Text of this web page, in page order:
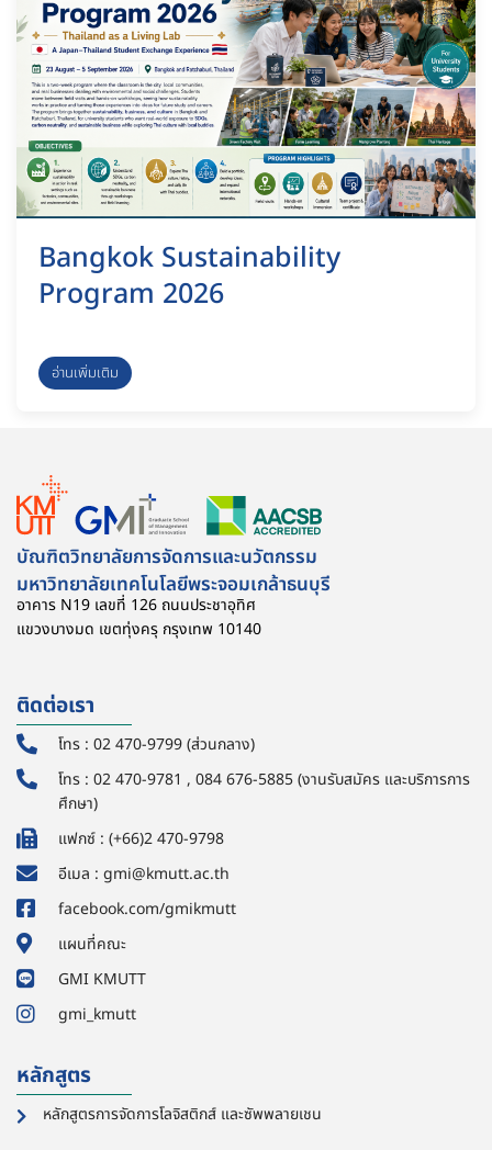
Bangkok Sustainability
Program 2026
อ่านเพิ่มเติม
บัณฑิตวิทยาลัยการจัดการและนวัตกรรม
มหาวิทยาลัยเทคโนโลยีพระจอมเกล้าธนบุรี
อาคาร N19 เลขที่ 126 ถนนประชาอุทิศ
แขวงบางมด เขตทุ่งครุ กรุงเทพ 10140
ติดต่อเรา
โทร : 02 470-9799 (ส่วนกลาง)
โทร : 02 470-9781 , 084 676-5885 (งานรับสมัคร และบริการการ
ศึกษา)
แฟกซ์ : (+66)2 470-9798
อีเมล : gmi@kmutt.ac.th
facebook.com/gmikmutt
แผนที่คณะ
GMI KMUTT
gmi_kmutt
หลักสูตร
หลักสูตรการจัดการโลจิสติกส์ และซัพพลายเชน